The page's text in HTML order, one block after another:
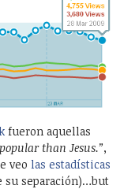
fueron aquellas
than Jesus.”,
veo las estadísticas
su separación)…but